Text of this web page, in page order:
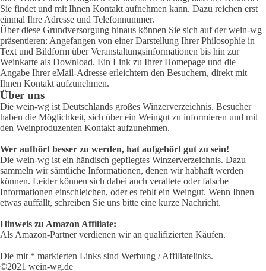
Sie findet und mit Ihnen Kontakt aufnehmen kann. Dazu reichen erst
einmal Ihre Adresse und Telefonnummer.
Über diese Grundversorgung hinaus können Sie sich auf der wein-wg
präsentieren: Angefangen von einer Darstellung Ihrer Philosophie in
Text und Bildform über Veranstaltungsinformationen bis hin zur
Weinkarte als Download. Ein Link zu Ihrer Homepage und die
Angabe Ihrer eMail-Adresse erleichtern den Besuchern, direkt mit
Ihnen Kontakt aufzunehmen.
Über uns
Die wein-wg ist Deutschlands großes Winzerverzeichnis. Besucher
haben die Möglichkeit, sich über ein Weingut zu informieren und mit
den Weinproduzenten Kontakt aufzunehmen.
Wer aufhört besser zu werden, hat aufgehört gut zu sein!
Die wein-wg ist ein händisch gepflegtes Winzerverzeichnis. Dazu
sammeln wir sämtliche Informationen, denen wir habhaft werden
können. Leider können sich dabei auch veraltete oder falsche
Informationen einschleichen, oder es fehlt ein Weingut. Wenn Ihnen
etwas auffällt, schreiben Sie uns bitte eine kurze Nachricht.
Hinweis zu Amazon Affiliate:
Als Amazon-Partner verdienen wir an qualifizierten Käufen.
Die mit * markierten Links sind Werbung / Affiliatelinks.
©2021 wein-wg.de